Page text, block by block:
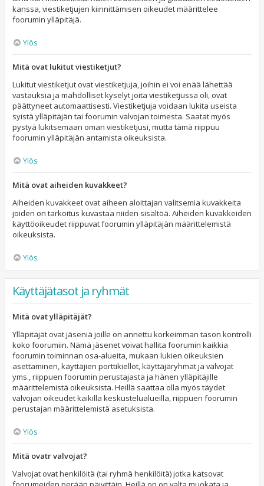
kanssa, viestiketjujen kiinnittämisen oikeudet määrittelee
foorumin ylläpitäjä.
Ylös
Mitä ovat lukitut viestiketjut?
Lukitut viestiketjut ovat viestiketjuja, joihin ei voi enää lähettää
vastauksia ja mahdolliset kyselyt joita viestiketjussa oli, ovat
päättyneet automaattisesti. Viestiketjuja voidaan lukita useista
syistä ylläpitäjän tai foorumin valvojan toimesta. Saatat myös
pystyä lukitsemaan oman viestiketjusi, mutta tämä riippuu
foorumin ylläpitäjän antamista oikeuksista.
Ylös
Mitä ovat aiheiden kuvakkeet?
Aiheiden kuvakkeet ovat aiheen aloittajan valitsemia kuvakkeita
joiden on tarkoitus kuvastaa niiden sisältöä. Aiheiden kuvakkeiden
käyttöoikeudet riippuvat foorumin ylläpitäjän määrittelemistä
oikeuksista.
Ylös
Käyttäjätasot ja ryhmät
Mitä ovat ylläpitäjät?
Ylläpitäjät ovat jäseniä joille on annettu korkeimman tason kontrolli
koko foorumiin. Nämä jäsenet voivat hallita foorumin kaikkia
foorumin toiminnan osa-alueita, mukaan lukien oikeuksien
asettaminen, käyttäjien porttikiellot, käyttäjäryhmät ja valvojat
yms., riippuen foorumin perustajasta ja hänen ylläpitäjille
määrittelemistä oikeuksista. Heillä saattaa olla myös täydet
valvojan oikeudet kaikilla keskustelualueilla, riippuen foorumin
perustajan määrittelemistä asetuksista.
Ylös
Mitä ovatr valvojat?
Valvojat ovat henkilöitä (tai ryhmä henkilöitä) jotka katsovat